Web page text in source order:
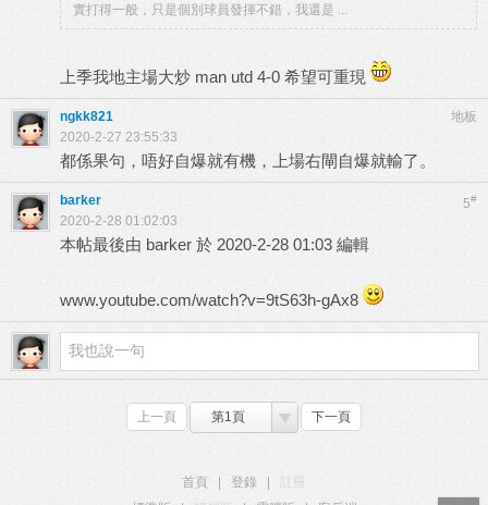
實打得一般，只是個別球員發揮不錯，我還是 ...
上季我地主場大炒 man utd 4-0 希望可重現
地板
ngkk821
2020-2-27 23:55:33
都係果句，唔好自爆就有機，上場右閘自爆就輸了。
5#
barker
2020-2-28 01:02:03
本帖最後由 barker 於 2020-2-28 01:03 編輯
www.youtube.com/watch?v=9tS63h-gAx8
上一頁 第1頁 下一頁
首頁 登錄